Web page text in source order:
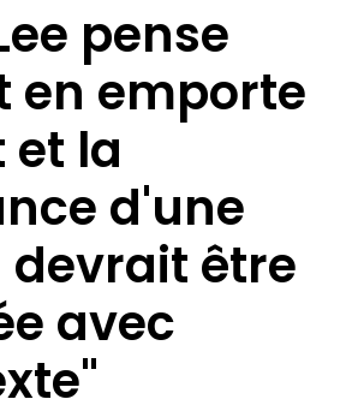
pense
en emporte
et la
d'une
être
avec